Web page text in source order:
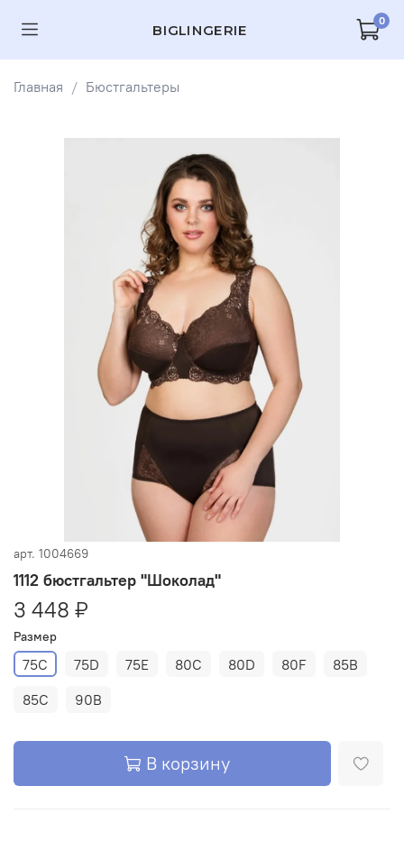
BIGLINGERIE
0
Главная Бюстгальтеры
арт. 1004669
1112 бюстгальтер "Шоколад"
3 448 ₽
Размер
75C 75D 75E 80C 80D 80F
85B
85C
90B
В корзину